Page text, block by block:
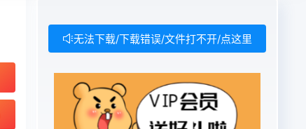
无法下载/下载错误/文件打不开/点这里